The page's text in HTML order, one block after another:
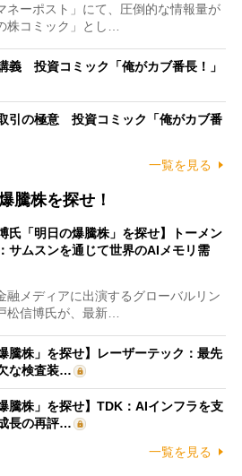
ーポスト」にて、圧倒的な情報量が
株コミック」とし…
義 投資コミック「俺がカブ番長！」
引の極意 投資コミック「俺がカブ番
一覧を見る
騰株を探せ！
氏「明日の爆騰株」を探せ】トーメン
サムスンを通じて世界のAIメモリ需
メディアに出演するグローバルリン
松信博氏が、最新…
騰株」を探せ】レーザーテック：最先
な検査装…
騰株」を探せ】TDK：AIインフラを支
長の再評…
一覧を見る